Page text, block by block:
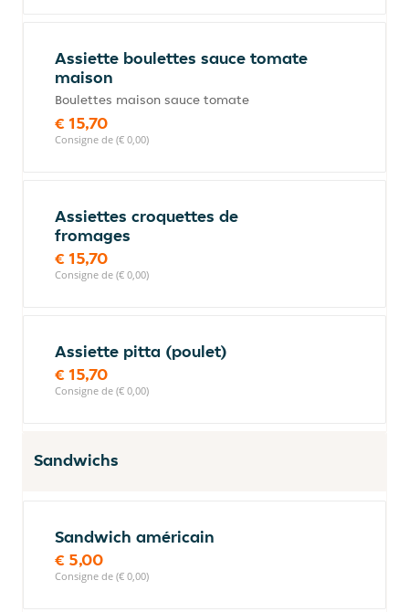
Assiette boulettes sauce tomate
maison
Boulettes maison sauce tomate
€ 15,70
Consigne de (€ 0,00)
Assiettes croquettes de
fromages
€ 15,70
Consigne de (€ 0,00)
Assiette pitta (poulet)
€ 15,70
Consigne de (€ 0,00)
Sandwichs
Sandwich américain
€ 5,00
Consigne de (€ 0,00)